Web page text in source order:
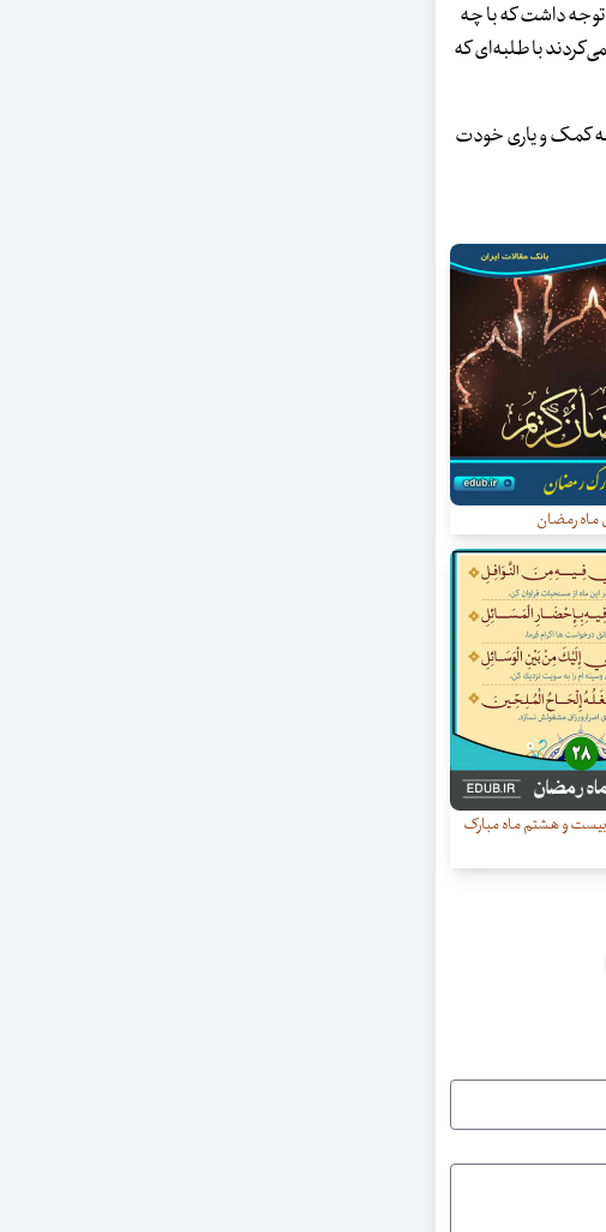
توجه داشت که با چه
با طلبه‌ای که
به کمک و یاری خودت
ماه رمضان
و هشتم ماه مبارک